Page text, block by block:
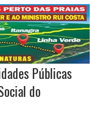
Públicas
do